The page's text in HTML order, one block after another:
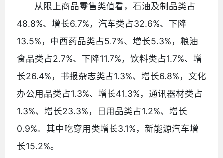
从限上商品零售类值看，石油及制品类占
48.8%、增长6.7%，汽车类占32.6%、下降
13.5%，中西药品类占5.7%、增长5.3%，粮油
食品类占2.7%、下降11.7%，饮料类占1.7%、增
长26.4%，书报杂志类占1.3%、增长6.8%，文化
办公用品类占1.3%、增长41.3%，通讯器材类占
1.3%、增长23.3%，日用品类占1.2%、增长
0.9%。其中吃穿用类增长3.1%，新能源汽车增
长15.2%。